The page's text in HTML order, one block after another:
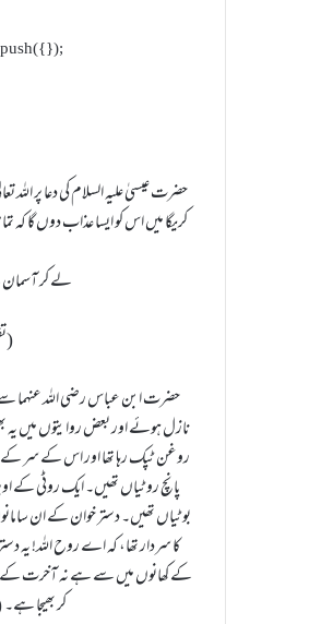
حضرت عیسیٰ علیہ السلام کی دعا پر
کریگا میں اس کو ایسا عذاب دوں گا
لے کر
(تفسیر جلالین،ص۱۱۱،پ۷،المائدۃ:۱۱۵)
حضرت ابن عباس رضی اللہ عنہما
نازل ہوئے اور بعض روایتوں میں یہ
روغن ٹپک رہا تھا اور اس کے سر کے
پانچ روٹیاں تھیں۔ ایک روٹی کے
بوٹیاں تھیں۔ دستر خوان کے ان
کا سردار تھا، کہ اے روح اللہ! یہ
کے کھانوں میں سے ہے نہ آخرت کے
کر بھیجا ہے۔